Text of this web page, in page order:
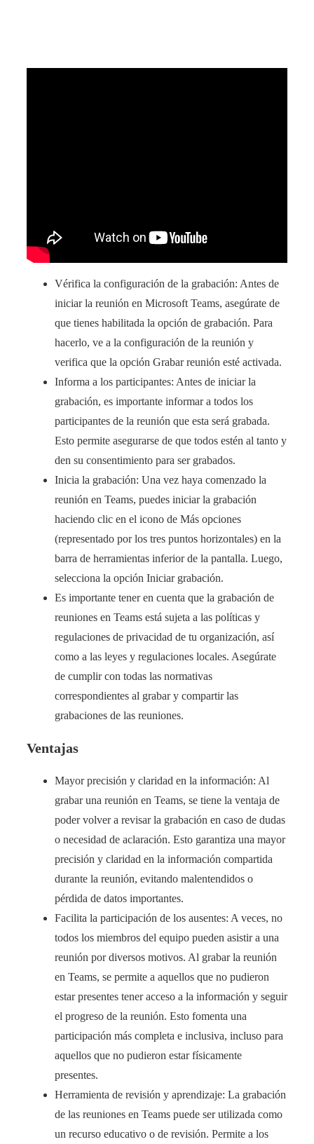
Vérifica la configuración de la grabación: Antes de
iniciar la reunión en Microsoft Teams, asegúrate de
que tienes habilitada la opción de grabación. Para
hacerlo, ve a la configuración de la reunión y
verifica que la opción Grabar reunión esté activada.
Informa a los participantes: Antes de iniciar la
grabación, es importante informar a todos los
participantes de la reunión que esta será grabada.
Esto permite asegurarse de que todos estén al tanto y
den su consentimiento para ser grabados.
Inicia la grabación: Una vez haya comenzado la
reunión en Teams, puedes iniciar la grabación
haciendo clic en el icono de Más opciones
(representado por los tres puntos horizontales) en la
barra de herramientas inferior de la pantalla. Luego,
selecciona la opción Iniciar grabación.
Es importante tener en cuenta que la grabación de
reuniones en Teams está sujeta a las políticas y
regulaciones de privacidad de tu organización, así
como a las leyes y regulaciones locales. Asegúrate
de cumplir con todas las normativas
correspondientes al grabar y compartir las
grabaciones de las reuniones.
Ventajas
Mayor precisión y claridad en la información: Al
grabar una reunión en Teams, se tiene la ventaja de
poder volver a revisar la grabación en caso de dudas
o necesidad de aclaración. Esto garantiza una mayor
precisión y claridad en la información compartida
durante la reunión, evitando malentendidos o
pérdida de datos importantes.
Facilita la participación de los ausentes: A veces, no
todos los miembros del equipo pueden asistir a una
reunión por diversos motivos. Al grabar la reunión
en Teams, se permite a aquellos que no pudieron
estar presentes tener acceso a la información y seguir
el progreso de la reunión. Esto fomenta una
participación más completa e inclusiva, incluso para
aquellos que no pudieron estar físicamente
presentes.
Herramienta de revisión y aprendizaje: La grabación
de las reuniones en Teams puede ser utilizada como
un recurso educativo o de revisión. Permite a los